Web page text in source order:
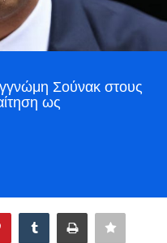
Σούνακ στους
ως